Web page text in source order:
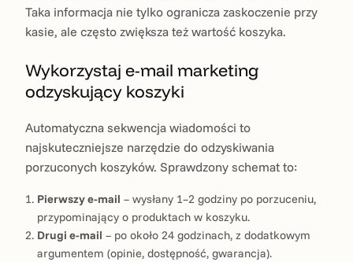
Taka informacja nie tylko ogranicza zaskoczenie przy
kasie, ale często zwiększa też wartość koszyka.
Wykorzystaj e-mail marketing
odzyskujący koszyki
Automatyczna sekwencja wiadomości to
najskuteczniejsze narzędzie do odzyskiwania
porzuconych koszyków. Sprawdzony schemat to:
Pierwszy e-mail – wysłany 1–2 godziny po porzuceniu,
przypominający o produktach w koszyku.
Drugi e-mail – po około 24 godzinach, z dodatkowym
argumentem (opinie, dostępność, gwarancja).